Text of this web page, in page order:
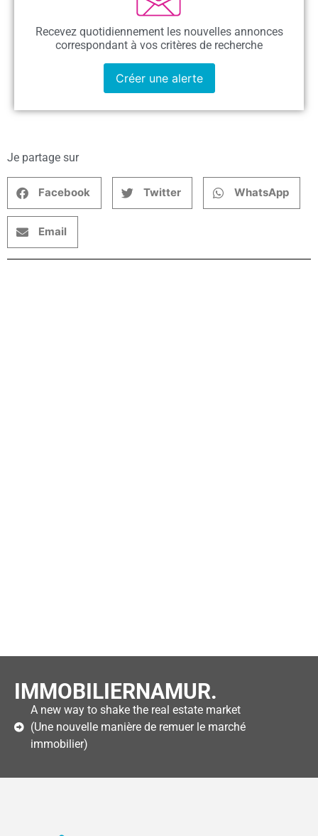
Recevez quotidiennement les nouvelles annonces
correspondant à vos critères de recherche
Créer une alerte
Je partage sur
Facebook Twitter WhatsApp
Email
IMMOBILIERNAMUR.
A new way to shake the real estate market
(Une nouvelle manière de remuer le marché
immobilier)